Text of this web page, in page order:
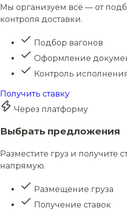
Мы организуем всё — от
контроля доставки.
Подбор вагонов
Оформление
Контроль
Получить ставку
Через платформу
Выбрать предложения
Разместите груз и получите
напрямую.
Размещение груза
Получение ставок